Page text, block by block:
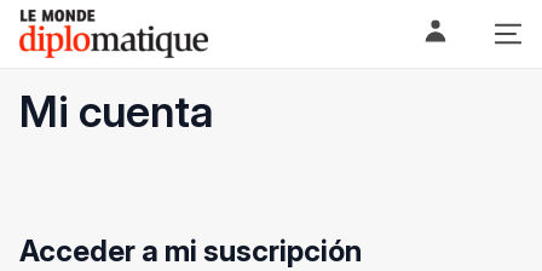
Skip
content
Le monde diplomatique
Mi cuenta
Acceder a mi suscripción